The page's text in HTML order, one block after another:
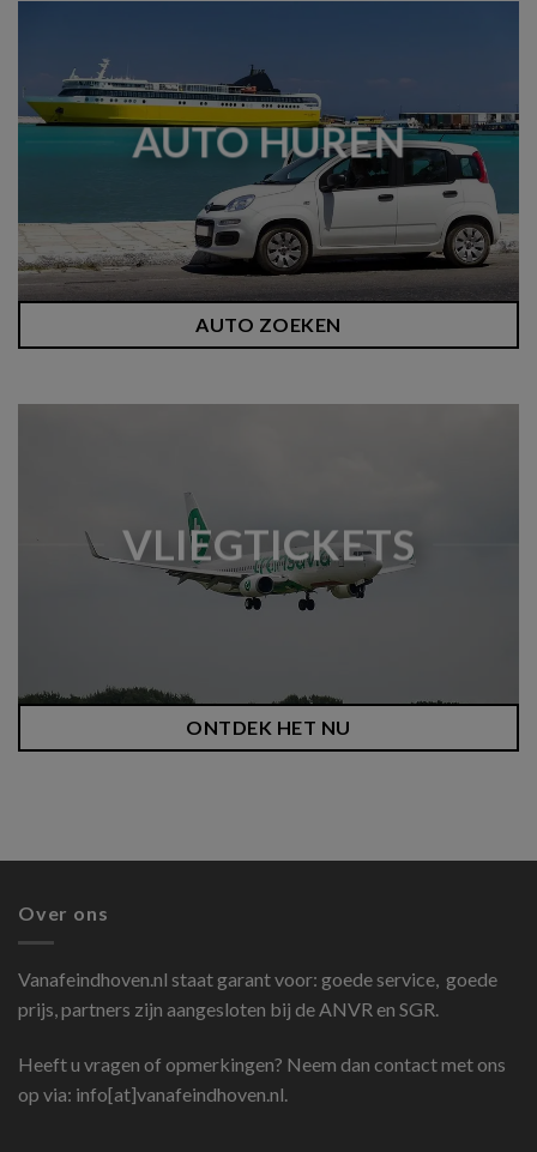
AUTO HUREN
AUTO ZOEKEN
VLIEGTICKETS
ONTDEK HET NU
Over ons
Vanafeindhoven.nl staat garant voor: goede service, goede
prijs, partners zijn aangesloten bij de ANVR en SGR.
Heeft u vragen of opmerkingen? Neem dan contact met ons
op via: info[at]vanafeindhoven.nl.